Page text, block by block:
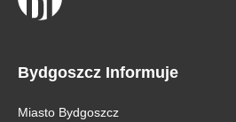
Bydgoszcz Informuje
Miasto Bydgoszcz